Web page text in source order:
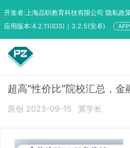
开发者:上海品职教育科技有限公司 隐私政
应用版本:4.2.11(IOS)｜3.2.5(安卓)
超高“性价比”院校汇总，金
原创 2023-09-15 冀学长